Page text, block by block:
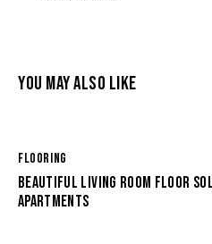
YOU MAY ALSO LIKE
FLOORING
BEAUTIFUL LIVING ROOM FLOOR
APARTMENTS